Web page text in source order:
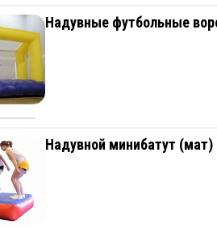
Надувные футбольные
Надувной минибатут (мат)